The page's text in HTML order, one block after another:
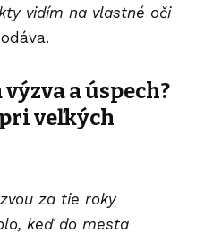
vidím na vlastné oči
a úspech?
veľkých
za tie roky
keď do mesta